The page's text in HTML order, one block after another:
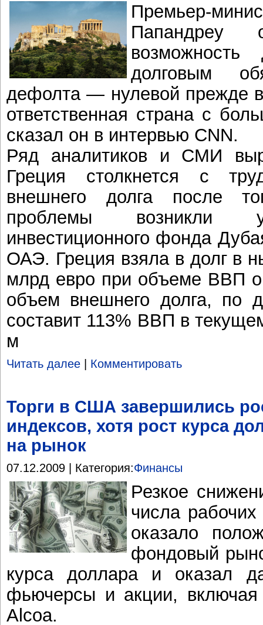
Премьер-
Папандреу
долговым
дефолта — нулевой прежде
ответственная страна с
сказал он в интервью CNN.
Ряд аналитиков и СМИ
Греция столкнется с
внешнего долга после
проблемы возникли у
инвестиционного фонда
ОАЭ. Греция взяла в долг в
млрд евро при объеме ВВП
объем внешнего долга, по
составит 113% ВВП в
м
Читать далее Комментировать
Торги в США завершились
индексов, хотя рост курса
на рынок
07.12.2009 | Категория:Финансы
Резкое
числа
оказало
фондовый
курса доллара и оказал
фьючерсы и акции,
Alcoa.